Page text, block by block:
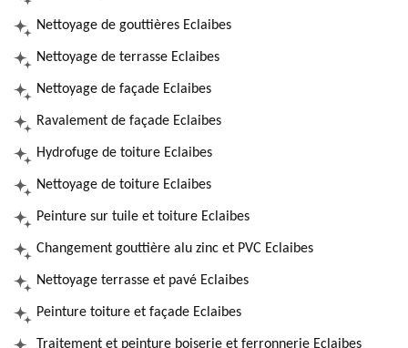
Nettoyage de gouttières Eclaibes
Nettoyage de terrasse Eclaibes
Nettoyage de façade Eclaibes
Ravalement de façade Eclaibes
Hydrofuge de toiture Eclaibes
Nettoyage de toiture Eclaibes
Peinture sur tuile et toiture Eclaibes
Changement gouttière alu zinc et PVC Eclaibes
Nettoyage terrasse et pavé Eclaibes
Peinture toiture et façade Eclaibes
Traitement et peinture boiserie et ferronnerie Eclaibes